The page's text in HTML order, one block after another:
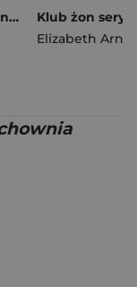
Pieśń zbuntowanych serc
Elizabeth